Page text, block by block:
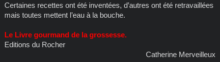
Certaines recettes ont été inventées, d’autres ont été retravaillées
mais toutes mettent l’eau à la bouche.
Le Livre gourmand de la grossesse.
Editions du Rocher
Catherine Merveilleux